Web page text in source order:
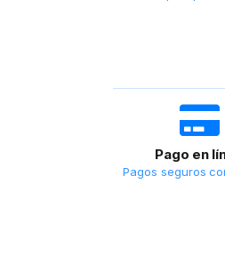
Pago en
Pagos seguros